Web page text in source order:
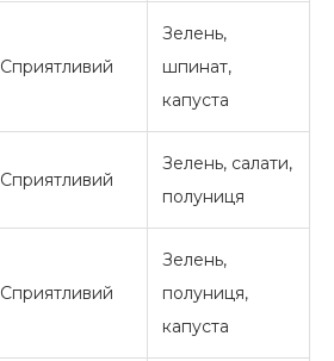
Сприятливий
Зелень,
шпинат,
капуста
Сприятливий
Зелень, салати,
полуниця
Сприятливий
Зелень,
полуниця,
капуста